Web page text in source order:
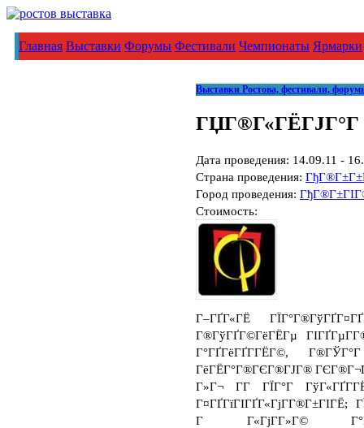
Главная Выставки Форумы Фестивали Чемпионаты Ярмарки
Выставки Ростова, фестивали,
ГЏГ®Г«ГЁГЈГ°Г
Дата проведения: 14.09.11 -
Страна проведения:
Город проведения:
Стоимость:
Г–ГҐГ«ГЁ
Г®ГўГҐГ©ГёГЁГµ
Г°ГҐГёГҐГ­ГЁГ©,
ГёГЁГ°Г®ГЄГ®ГЈГ®
Г»Г¬ Г­Г ГЇГ°Г
Г Г«ГјГ­Г»Г©